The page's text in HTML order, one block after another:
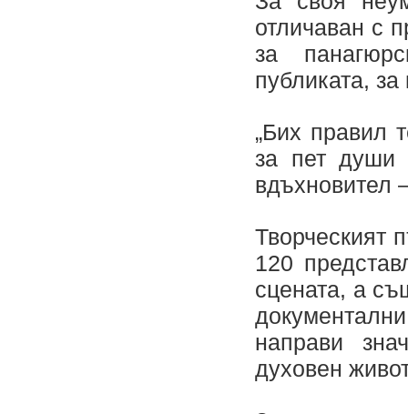
отличаван с
за
публиката,
„Бих правил
за пет души
вдъхновител
Творческият
120
сцената, а
направи
духовен